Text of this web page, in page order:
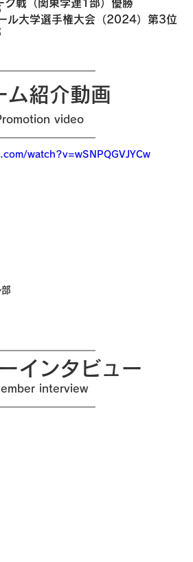
戦（関東学連1部）優勝
ル大学選手権大会（2024）第3位
ム紹介動画
video
watch?v=wSNPQGVJYCw
インタビュー
interview